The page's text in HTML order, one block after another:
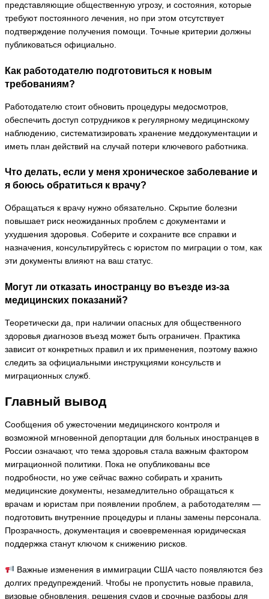
представляющие общественную угрозу, и состояния, которые
требуют постоянного лечения, но при этом отсутствует
подтверждение получения помощи. Точные критерии должны
публиковаться официально.
Как работодателю подготовиться к новым
требованиям?
Работодателю стоит обновить процедуры медосмотров,
обеспечить доступ сотрудников к регулярному медицинскому
наблюдению, систематизировать хранение меддокументации и
иметь план действий на случай потери ключевого работника.
Что делать, если у меня хроническое заболевание и
я боюсь обратиться к врачу?
Обращаться к врачу нужно обязательно. Скрытие болезни
повышает риск неожиданных проблем с документами и
ухудшения здоровья. Соберите и сохраните все справки и
назначения, консультируйтесь с юристом по миграции о том, как
эти документы влияют на ваш статус.
Могут ли отказать иностранцу во въезде из-за
медицинских показаний?
Теоретически да, при наличии опасных для общественного
здоровья диагнозов въезд может быть ограничен. Практика
зависит от конкретных правил и их применения, поэтому важно
следить за официальными инструкциями консульств и
миграционных служб.
Главный вывод
Сообщения об ужесточении медицинского контроля и
возможной мгновенной депортации для больных иностранцев в
России означают, что тема здоровья стала важным фактором
миграционной политики. Пока не опубликованы все
подробности, но уже сейчас важно собирать и хранить
медицинские документы, незамедлительно обращаться к
врачам и юристам при появлении проблем, а работодателям —
подготовить внутренние процедуры и планы замены персонала.
Прозрачность, документация и своевременная юридическая
поддержка станут ключом к снижению рисков.
Важные изменения в иммиграции США часто появляются без
долгих предупреждений. Чтобы не пропустить новые правила,
визовые обновления, решения судов и срочные разборы для